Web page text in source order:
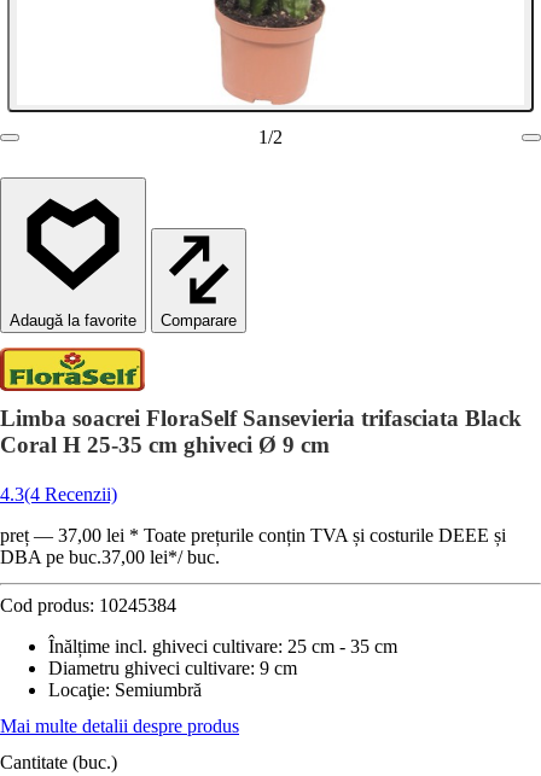
1/2
Comparare
Limba soacrei FloraSelf Sansevieria trifasciata Black
Coral H 25-35 cm ghiveci Ø 9 cm
4.3(4 Recenzii)
preț — 37,00 lei * Toate prețurile conțin TVA și costurile DEEE și
DBA pe buc.37,00 lei*/ buc.
Cod produs: 10245384
Înălțime incl. ghiveci cultivare: 25 cm - 35 cm
Diametru ghiveci cultivare: 9 cm
Locaţie: Semiumbră
Mai multe detalii despre produs
Cantitate (buc.)